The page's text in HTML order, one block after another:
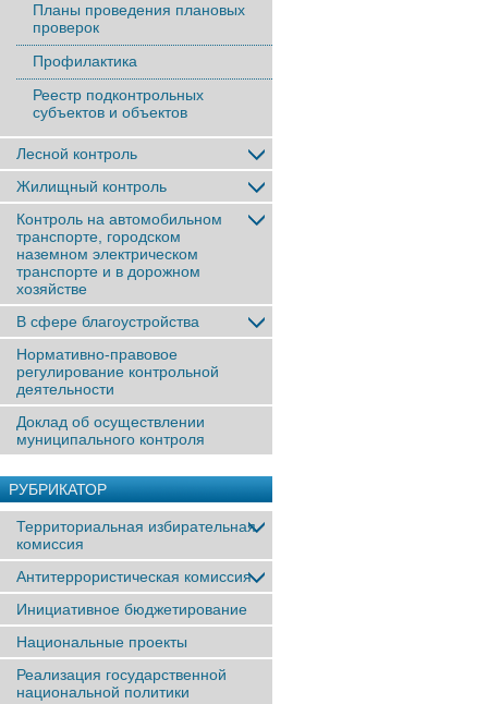
Планы проведения плановых
проверок
Профилактика
Реестр подконтрольных
субъектов и объектов
Лесной контроль
Жилищный контроль
Контроль на автомобильном
транспорте, городском
наземном электрическом
транспорте и в дорожном
хозяйстве
В сфере благоустройства
Нормативно-правовое
регулирование контрольной
деятельности
Доклад об осуществлении
муниципального контроля
РУБРИКАТОР
Территориальная избирательная
комиссия
Антитеррористическая комиссия
Инициативное бюджетирование
Национальные проекты
Реализация государственной
национальной политики